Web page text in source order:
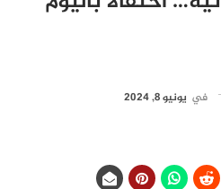
في يونيو 8, 2024